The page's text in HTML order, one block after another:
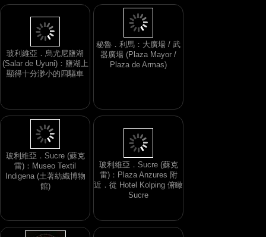
玻利維亞．烏尤尼鹽湖
(Salar de Uyuni)：鹽湖上
顯得十分渺小的四驅車
秘魯．利馬：大廣場 / 武
器廣場 (Plaza Mayor /
Plaza de Armas)
玻利維亞．Sucre (蘇克
雷)：Museo Textil
Indigena (土著紡織博物
館)
玻利維亞．Sucre (蘇克
雷)：Plaza Anzures 附
近．從 Hotel Kolping 俯瞰
Sucre